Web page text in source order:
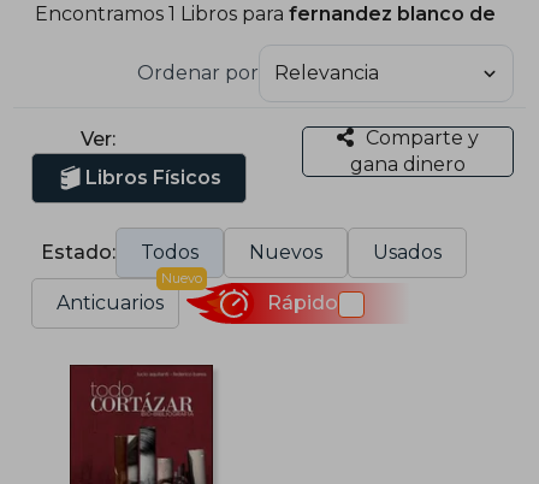
Encontramos 1 Libros parafernandez blanco de
Ordenar por
Ver:
Libros Físicos
Comparte y
gana dinero
Estado: Todos Nuevos Usados
Anticuarios
Nuevo
Rápido